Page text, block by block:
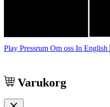
Play Pressrum Om oss In English
Varukorg